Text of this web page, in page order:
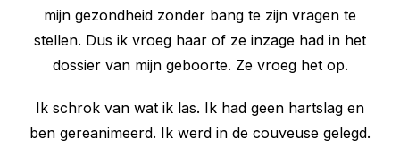
mijn gezondheid zonder bang te zijn vragen te
stellen. Dus ik vroeg haar of ze inzage had in het
dossier van mijn geboorte. Ze vroeg het op.
Ik schrok van wat ik las. Ik had geen hartslag en
ben gereanimeerd. Ik werd in de couveuse gelegd.